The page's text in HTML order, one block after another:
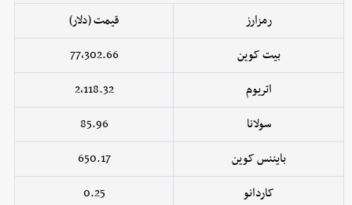
رمزارز
قیمت (دلار)
بیت کوین
77,302.66
اتریوم
2,118.32
سولانا
85.96
بایننس کوین
650.17
کاردانو
0.25